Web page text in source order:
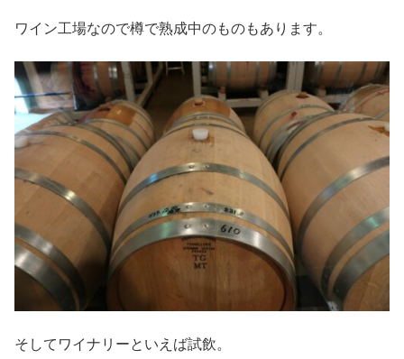
ワイン工場なので樽で熟成中のものもあります。
そしてワイナリーといえば試飲。